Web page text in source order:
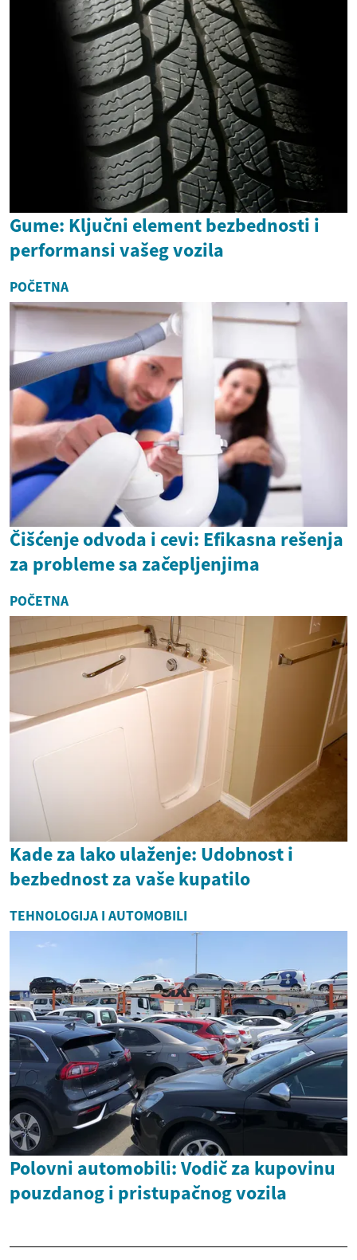
Gume: Ključni element bezbednosti i
performansi vašeg vozila
POČETNA
Čišćenje odvoda i cevi: Efikasna rešenja
za probleme sa začepljenjima
POČETNA
Kade za lako ulaženje: Udobnost i
bezbednost za vaše kupatilo
TEHNOLOGIJA I AUTOMOBILI
Polovni automobili: Vodič za kupovinu
pouzdanog i pristupačnog vozila